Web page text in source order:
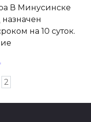
В Минусинске
на 10 суток.
2